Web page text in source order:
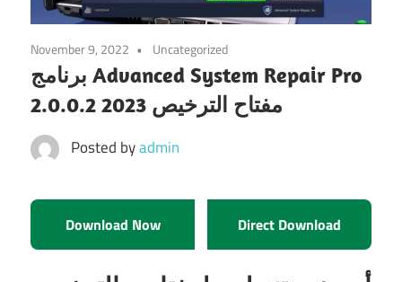
November 9, 2022 Uncategorized
برنامج Advanced System Repair Pro
2.0.0.2 مفتاح الترخيص 2023
Posted byadmin
Download Now Direct Download